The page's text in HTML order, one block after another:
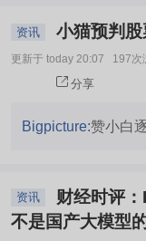
资讯 小猫预判
更新于 today 20:07 197次
分享
Bigpicture:赞小白
资讯
不是国产大模型